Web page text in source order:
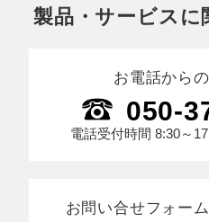
製品・サービスに
お電話から
050-
電話受付時間 8:30～
お問い合せフォー